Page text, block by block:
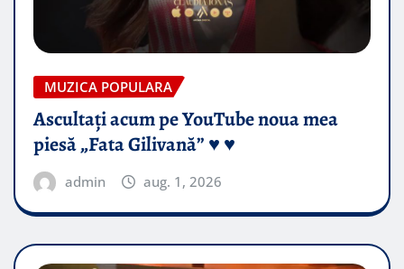
MUZICA POPULARA
Ascultați acum pe YouTube noua mea
piesă „Fata Gilivană” ♥️ ♥️
admin aug. 1, 2026